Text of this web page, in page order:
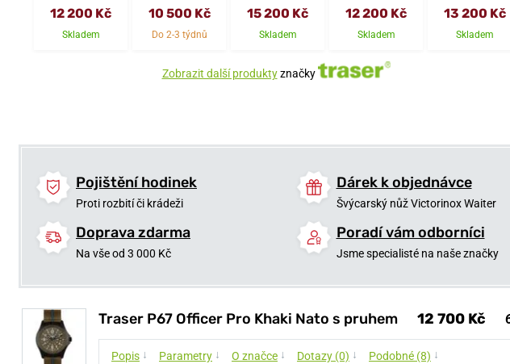
12 200 Kč
Skladem
10 500 Kč
Do 2-3 týdnů
15 200 Kč
Skladem
12 200 Kč
Skladem
13 200 Kč
Skladem
Zobrazit další produktyznačky
Pojištění hodinek
Proti rozbití či krádeži
Dárek k objednávce
Švýcarský nůž Victorinox Waiter
Doprava zdarma
Na vše od 3 000 Kč
Poradí vám odborníci
Jsme specialisté na naše značky
Traser P67 Officer Pro Khaki Nato s pruhem 12 700 Kč
Popis ↓ Parametry ↓ O značce ↓ Dotazy (0) ↓ Podobné (8) ↓